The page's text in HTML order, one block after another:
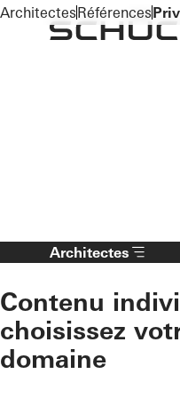
To the main content
Architectes
Contenu
choisissez
domaine
ArchitectesRéférences